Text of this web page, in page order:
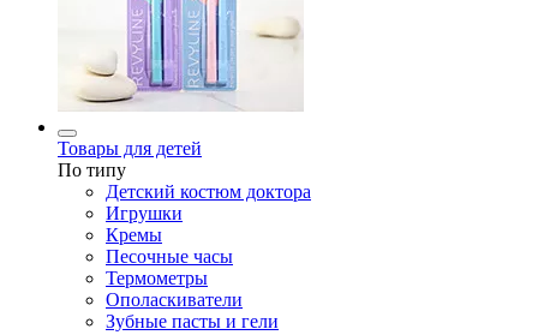
Товары для детей
По типу
Детский костюм доктора
Игрушки
Кремы
Песочные часы
Термометры
Ополаскиватели
Зубные пасты и гели